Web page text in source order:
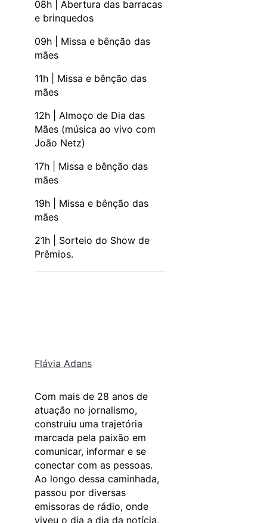
08h | Abertura das barracas
e brinquedos
09h | Missa e bênção das
mães
11h | Missa e bênção das
mães
12h | Almoço de Dia das
Mães (música ao vivo com
João Netz)
17h | Missa e bênção das
mães
19h | Missa e bênção das
mães
21h | Sorteio do Show de
Prêmios.
Flávia Adans
Com mais de 28 anos de
atuação no jornalismo,
construiu uma trajetória
marcada pela paixão em
comunicar, informar e se
conectar com as pessoas.
Ao longo dessa caminhada,
passou por diversas
emissoras de rádio, onde
viveu o dia a dia da notícia,